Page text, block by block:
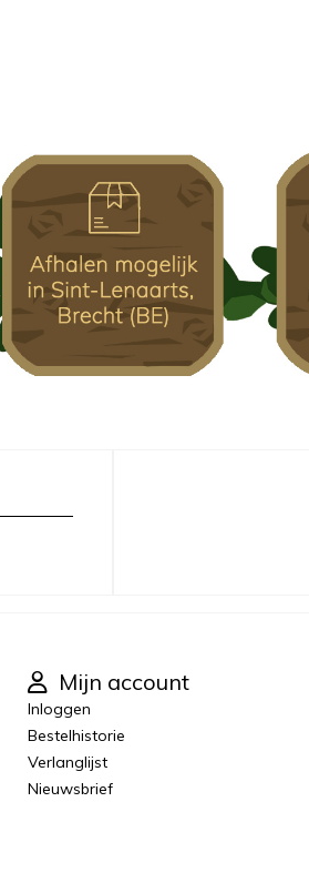
Mijn account
Inloggen
Bestelhistorie
Verlanglijst
Nieuwsbrief